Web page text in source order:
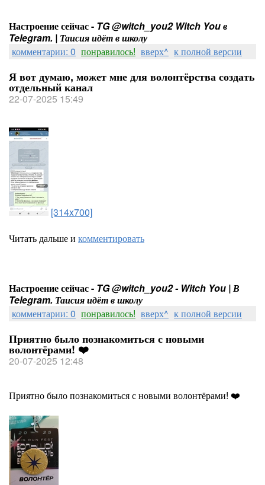
Настроение сейчас - TG @witch_you2 Witch You в
Telegram. | Таисия идёт в школу
комментарии: 0 понравилось! вверх^ к полной версии
Я вот думаю, может мне для волонтёрства создать
отдельный канал
22-07-2025 15:49
[314x700]
Читать дальше и комментировать
Настроение сейчас - TG @witch_you2 - Witch You | В
Telegram. Таисия идёт в школу
комментарии: 0 понравилось! вверх^ к полной версии
Приятно было познакомиться с новыми
волонтёрами! ❤️
20-07-2025 12:48
Приятно было познакомиться с новыми волонтёрами! ❤️